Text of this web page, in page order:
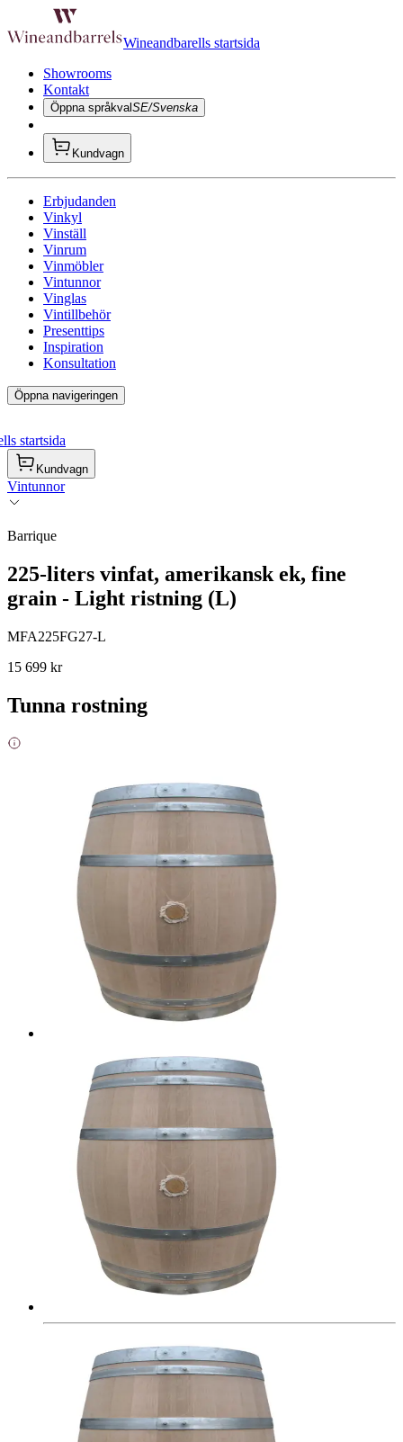
Wineandbarells startsida
Showrooms
Kontakt
Öppna språkvalSE/Svenska
Kundvagn
Erbjudanden
Vinkyl
Vinställ
Vinrum
Vinmöbler
Vintunnor
Vinglas
Vintillbehör
Presenttips
Inspiration
Konsultation
Öppna navigeringen
startsida
Kundvagn
Vintunnor
Barrique
225-liters vinfat, amerikansk ek, fine
grain - Light ristning (L)
MFA225FG27-L
15 699 kr
Tunna rostning